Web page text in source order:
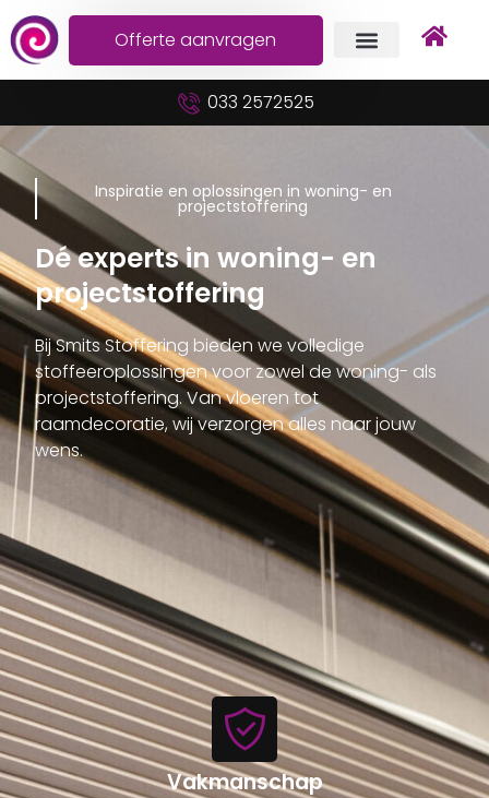
Offerte aanvragen
033 2572525
Inspiratie en oplossingen in woning- en
projectstoffering
Dé experts in woning- en
projectstoffering
Bij Smits Stoffering bieden we volledige
stoffeeroplossingen voor zowel de woning- als
projectstoffering. Van vloeren tot
raamdecoratie, wij verzorgen alles naar jouw
wens.
Vakmanschap